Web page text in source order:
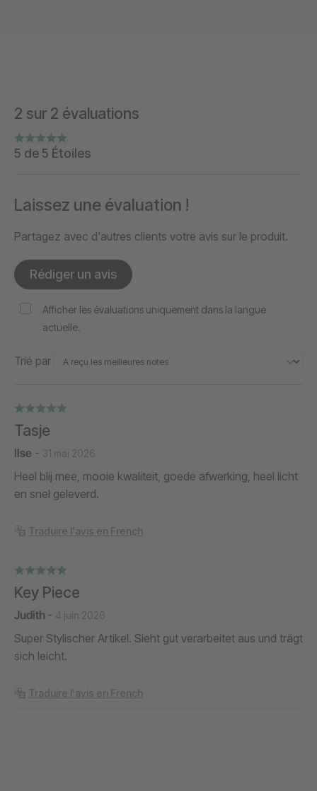
2 sur 2 évaluations
5 de 5 Étoiles
Laissez une évaluation !
Partagez avec d'autres clients votre avis sur le produit.
Rédiger un avis
Afficher les évaluations uniquement dans la langue
actuelle.
Trié par
Tasje
Ilse - 31 mai 2026
Heel blij mee, mooie kwaliteit, goede afwerking, heel licht
en snel geleverd.
Traduire l'avis en French
Key Piece
Judith - 4 juin 2026
Super Stylischer Artikel. Sieht gut verarbeitet aus und trägt
sich leicht.
Traduire l'avis en French